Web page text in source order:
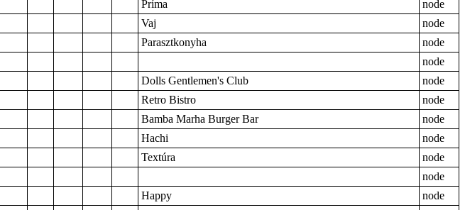
Príma
node
Vaj
node
Parasztkonyha
node
node
Dolls Gentlemen's Club
node
Retro Bistro
node
Bamba Marha Burger Bar
node
Hachi
node
Textúra
node
node
Happy
node